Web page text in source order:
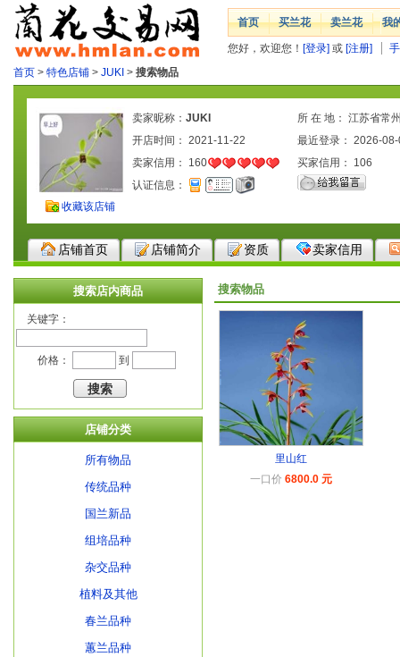
首页 买兰花 卖兰花 我
您好，欢迎您！ [登录] 或 [注册]
首页 > 特色店铺 > JUKI > 搜索物品
收藏该店铺
卖家昵称： JUKI
所 在 地： 江苏省常
开店时间： 2021-11-22
最近登录： 2026-
卖家信用： 160 买家信用： 106
认证信息：
店铺首页 店铺简介 资质 卖家信用
搜索店内商品
关键字：
价格： 到
店铺分类
所有物品
传统品种
国兰新品
组培品种
杂交品种
植料及其他
春兰品种
蕙兰品种
搜索物品
里山红
一口价 6800.0 元